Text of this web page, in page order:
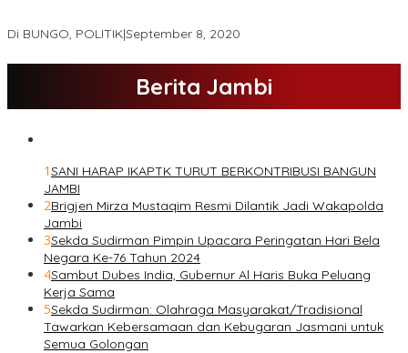
Di BUNGO, POLITIK|September 8, 2020
Berita Jambi
1SANI HARAP IKAPTK TURUT BERKONTRIBUSI BANGUN
JAMBI
2Brigjen Mirza Mustaqim Resmi Dilantik Jadi Wakapolda
Jambi
3Sekda Sudirman Pimpin Upacara Peringatan Hari Bela
Negara Ke-76 Tahun 2024
4Sambut Dubes India, Gubernur Al Haris Buka Peluang
Kerja Sama
5Sekda Sudirman: Olahraga Masyarakat/Tradisional
Tawarkan Kebersamaan dan Kebugaran Jasmani untuk
Semua Golongan